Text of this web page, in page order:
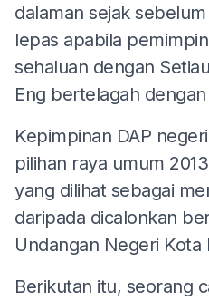
dalaman sejak
lepas apabila
sehaluan dengan
Eng bertelagah
Kepimpinan DAP
pilihan raya umum
yang dilihat sebagai
daripada dicalonkan
Undangan Negeri Kota
Berikutan itu, seorang